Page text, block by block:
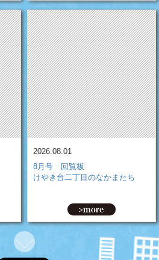
2026.08.01
8月号 回覧板
けやき台二丁目のなかまたち